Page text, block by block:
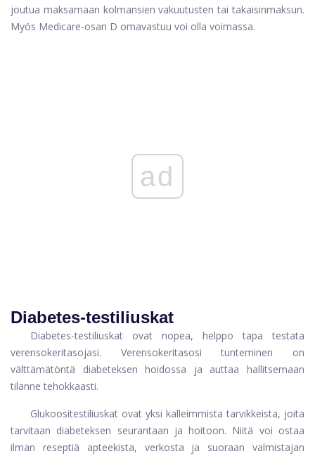
joutua maksamaan kolmansien vakuutusten tai takaisinmaksun.
Myös Medicare-osan D omavastuu voi olla voimassa.
ad
Diabetes-testiliuskat
Diabetes-testiliuskat ovat nopea, helppo tapa testata
verensokeritasojasi. Verensokeritasosi tunteminen on
välttämätöntä diabeteksen hoidossa ja auttaa hallitsemaan
tilanne tehokkaasti.
Glukoositestiliuskat ovat yksi kalleimmista tarvikkeista, joita
tarvitaan diabeteksen seurantaan ja hoitoon. Niitä voi ostaa
ilman reseptiä apteekista, verkosta ja suoraan valmistajan